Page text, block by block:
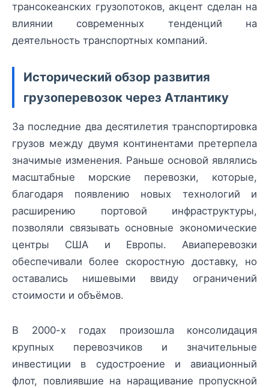
трансокеанских грузопотоков, акцент сделан на
влиянии современных тенденций на
деятельность транспортных компаний.
Исторический обзор развития
грузоперевозок через Атлантику
За последние два десятилетия транспортировка
грузов между двумя континентами претерпела
значимые изменения. Раньше основой являлись
масштабные морские перевозки, которые,
благодаря появлению новых технологий и
расширению портовой инфраструктуры,
позволяли связывать основные экономические
центры США и Европы. Авиаперевозки
обеспечивали более скоростную доставку, но
оставались нишевыми ввиду ограничений
стоимости и объёмов.
В 2000-х годах произошла консолидация
крупных перевозчиков и значительные
инвестиции в судостроение и авиационный
флот, повлиявшие на наращивание пропускной